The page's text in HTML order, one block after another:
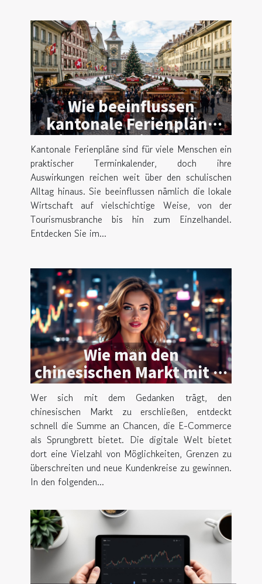
Wie beeinflussen
kantonale Ferienpläne
die lokale Wirtschaft?
Kantonale Ferienpläne sind für viele Menschen ein
praktischer Terminkalender, doch ihre
Auswirkungen reichen weit über den schulischen
Alltag hinaus. Sie beeinflussen nämlich die lokale
Wirtschaft auf vielschichtige Weise, von der
Tourismusbranche bis hin zum Einzelhandel.
Entdecken Sie im...
Wie man den
chinesischen Markt mit E-
Commerce als
Sprungbrett erobert
Wer sich mit dem Gedanken trägt, den
chinesischen Markt zu erschließen, entdeckt
schnell die Summe an Chancen, die E-Commerce
als Sprungbrett bietet. Die digitale Welt bietet
dort eine Vielzahl von Möglichkeiten, Grenzen zu
überschreiten und neue Kundenkreise zu gewinnen.
In den folgenden...